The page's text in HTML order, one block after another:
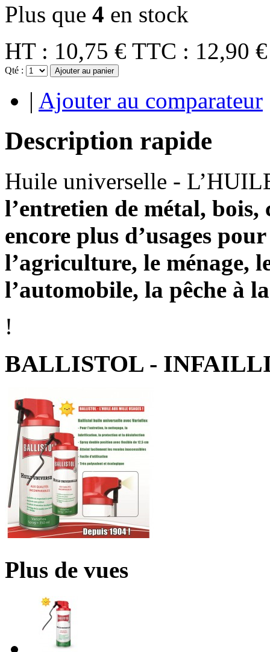
Plus que 4 en stock
HT : 10,75 € TTC : 12,90 €
Qté : Ajouter au panier
| Ajouter au comparateur
Description rapide
Huile universelle -
l’entretien de métal,
encore plus d’usages
l’agriculture, le ménage,
l’automobile, la pêche à
!
BALLISTOL -
Plus de vues